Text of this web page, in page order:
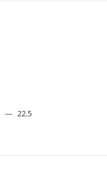
— 22.5